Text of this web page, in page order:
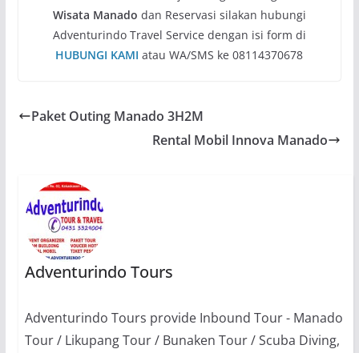
Wisata Manado dan Reservasi silakan hubungi
Adventurindo Travel Service dengan isi form di
HUBUNGI KAMI atau WA/SMS ke 08114370678
Paket Outing Manado 3H2M
Rental Mobil Innova Manado
Adventurindo Tours
Adventurindo Tours provide Inbound Tour - Manado
Tour / Likupang Tour / Bunaken Tour / Scuba Diving,